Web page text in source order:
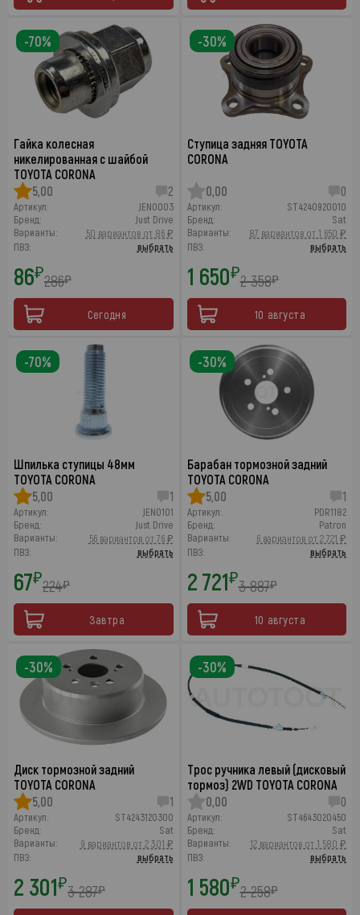
Гайка колесная
никелированная с шайбой
TOYOTA CORONA
5,00
2
Артикул:
JEN0003
Бренд:
Just Drive
Варианты:
50 вариантов от 86 ₽
ПВЗ:
выбрать
86₽286₽
Сегодня
-70%
Ступица задняя TOYOTA
CORONA
0,00 0
Артикул:
ST4240920010
Бренд:
Sat
Варианты:
87 вариантов от 1 650 ₽
ПВЗ:
выбрать
1 650₽2 358₽
10 августа
-30%
Шпилька ступицы 48мм
TOYOTA CORONA
5,00
1
Артикул:
JEN0101
Бренд:
Just Drive
Варианты:
56 вариантов от 76 ₽
ПВЗ:
выбрать
67₽224₽
Завтра
-70%
Барабан тормозной задний
TOYOTA CORONA
5,00
1
Артикул:
PDR1182
Бренд:
Patron
Варианты:
6 вариантов от 2 721 ₽
ПВЗ:
выбрать
2 721₽3 887₽
10 августа
-30%
Диск тормозной задний
TOYOTA CORONA
5,00
1
Артикул:
ST4243120300
Бренд:
Sat
Варианты:
9 вариантов от 2 301 ₽
ПВЗ:
выбрать
2 301₽3 287₽
-30%
Трос ручника левый (дисковый
тормоз) 2WD TOYOTA CORONA
0,00
0
Артикул:
ST4643020450
Бренд:
Sat
Варианты:
12 вариантов от 1 580 ₽
ПВЗ:
выбрать
1 580₽2 258₽
-30%